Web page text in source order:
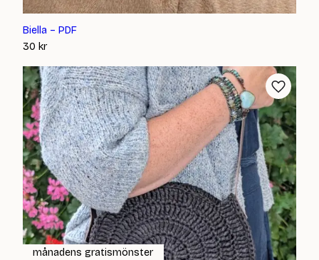
Biella – PDF
30 kr
månadens gratismönster